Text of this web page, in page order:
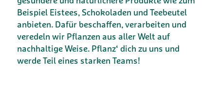
Beispiel Eistees, Schokoladen und Teebeutel
anbieten. Dafür beschaffen, verarbeiten und
veredeln wir Pflanzen aus aller Welt auf
nachhaltige Weise. Pflanz‘ dich zu uns und
werde Teil eines starken Teams!